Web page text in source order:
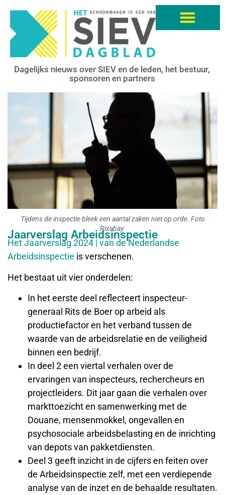
Dagelijks nieuws over SIEV en de leden, het bestuur,
sponsoren en partners
Tijdens de inspectie bleek een aantal zaken niet op orde. Foto
Pixabay.
Jaarverslag Arbeidsinspectie
Het Jaarverslag 2024 | van de Nederlandse
Arbeidsinspectie is verschenen.
Het bestaat uit vier onderdelen:
In het eerste deel reflecteert inspecteur-
generaal Rits de Boer op arbeid als
productiefactor en het verband tussen de
waarde van de arbeidsrelatie en de veiligheid
binnen een bedrijf.
In deel 2 een viertal verhalen over de
ervaringen van inspecteurs, rechercheurs en
projectleiders. Dit jaar gaan die verhalen over
markttoezicht en samenwerking met de
Douane, mensenmokkel, ongevallen en
psychosociale arbeidsbelasting en de inrichting
van depots van pakketdiensten.
Deel 3 geeft inzicht in de cijfers en feiten over
de Arbeidsinspectie zelf, met een verdiepende
analyse van de inzet en de behaalde resultaten.